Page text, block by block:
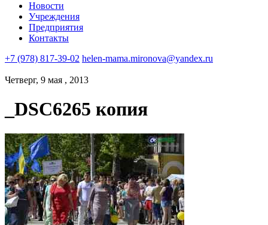
Новости
Учреждения
Предприятия
Контакты
+7 (978) 817-39-02 helen-mama.mironova@yandex.ru
Четверг, 9 мая , 2013
_DSC6265 копия